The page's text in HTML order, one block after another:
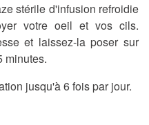
stérile d'infusion refroidie
votre oeil et vos cils.
et laissez-la poser sur
minutes.
jusqu'à 6 fois par jour.